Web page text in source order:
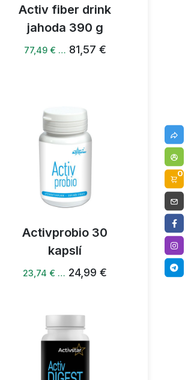
Activ fiber drink
jahoda 390 g
77,49 € … 81,57 €
Activprobio 30
kapslí
23,74 € … 24,99 €
0